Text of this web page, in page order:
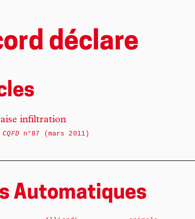
déclare
infiltration
CQFDn°87 (mars 2011)
Automatiques